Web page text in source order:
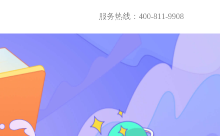
服务热线：400-811-9908